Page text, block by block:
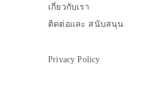
เกี่ยวกับเรา
ติดต่อและ สนับสนุน
Privacy Policy